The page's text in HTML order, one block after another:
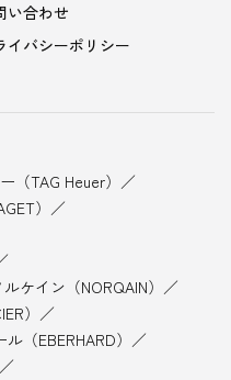
い合わせ
イバシーポリシー
（TAG Heuer）
）
ルケイン（NORQAIN）
）
（EBERHARD）